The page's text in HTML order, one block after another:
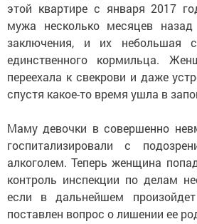
этой квартире с января 2017
мужа несколько месяцев
заключения, и их небольшая
единственного кормильца.
переехала к свекрови и даже
спустя какое-то время ушла в
Маму девочки в совершенно
госпитализировали с
алкоголем. Теперь женщина
контроль инспекции по делам
если в дальнейшем
поставлен вопрос о лишении ее